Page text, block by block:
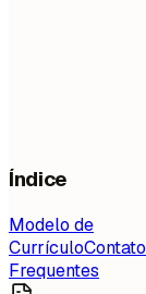
Índice
Modelo de
CurrículoContato
Frequentes